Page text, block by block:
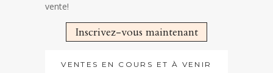
vente!
Inscrivez-vous maintenant
VENTES EN COURS ET À VENIR